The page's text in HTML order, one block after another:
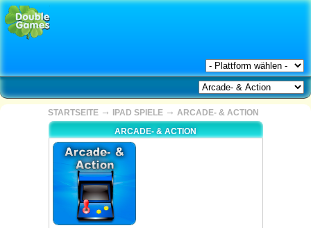
STARTSEITE → IPAD SPIELE → ARCADE- & ACTION
ARCADE- & ACTION